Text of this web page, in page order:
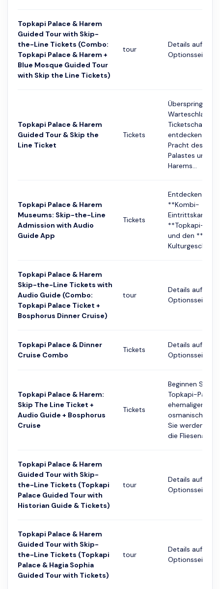
Topkapi Palace & Harem
Guided Tour with Skip-
the-Line Tickets (Combo:
Topkapi Palace & Harem +
Blue Mosque Guided Tour
with Skip the Line Tickets)
tour
Details auf der
Optionsseite
Topkapi Palace & Harem
Guided Tour & Skip the
Line Ticket
Tickets
Überspringen
Ticketschalter
entdecken Sie
Pracht des
Palastes und
Harems...
Topkapi Palace & Harem
Museums: Skip-the-Line
Admission with Audio
Guide App
Tickets
Entdecken Sie
**Kombi-
Eintrittskarte**
**Topkapi-
und den
Topkapi Palace & Harem
Skip-the-Line Tickets with
Audio Guide (Combo:
Topkapi Palace Ticket +
Bosphorus Dinner Cruise)
tour
Details auf der
Optionsseite
Topkapi Palace & Dinner
Cruise Combo
Tickets
Details auf der
Optionsseite
Topkapi Palace & Harem:
Skip The Line Ticket +
Audio Guide + Bosphorus
Cruise
Tickets
Beginnen Sie
Topkapi-
ehemaligen
osmanischen
Sie werden die
die
Topkapi Palace & Harem
Guided Tour with Skip-
the-Line Tickets (Topkapi
Palace Guided Tour with
Historian Guide & Tickets)
tour
Details auf der
Optionsseite
Topkapi Palace & Harem
Guided Tour with Skip-
the-Line Tickets (Topkapi
Palace & Hagia Sophia
Guided Tour with Tickets)
tour
Details auf der
Optionsseite